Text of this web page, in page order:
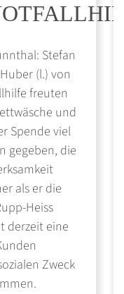
Stefan
(l.) von
freuten
und
Spende viel
gegeben, die
als er die
Heiss
derzeit eine
Zweck